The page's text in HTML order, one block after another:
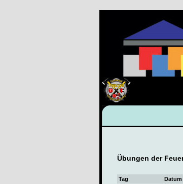
Übungen der
Tag Datum